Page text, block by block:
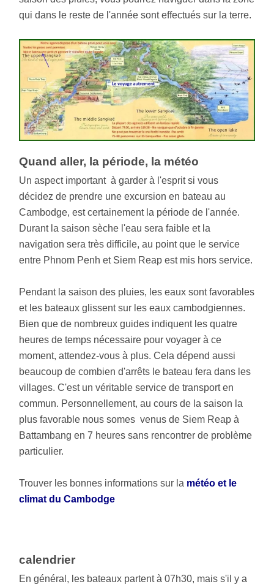
qui dans le reste de l'année sont effectués sur la terre.
Quand aller, la période, la météo
Un aspect important à garder à l'esprit si vous
décidez de prendre une excursion en bateau au
Cambodge, est certainement la période de l'année.
Durant la saison sèche l'eau sera faible et la
navigation sera très difficile, au point que le service
entre Phnom Penh et Siem Reap est mis hors service.
Pendant la saison des pluies, les eaux sont favorables
et les bateaux glissent sur les eaux cambodgiennes.
Bien que de nombreux guides indiquent les quatre
heures de temps nécessaire pour voyager à ce
moment, attendez-vous à plus. Cela dépend aussi
beaucoup de combien d'arrêts le bateau fera dans les
villages. C'est un véritable service de transport en
commun. Personnellement, au cours de la saison la
plus favorable nous somes venus de Siem Reap à
Battambang en 7 heures sans rencontrer de problème
particulier.
Trouver les bonnes informations sur la météo et le
climat du Cambodge
calendrier
En général, les bateaux partent à 07h30, mais s'il y a